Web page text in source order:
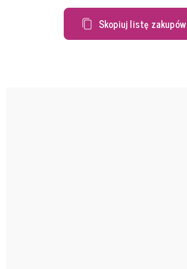
Skopiuj listę zakupów